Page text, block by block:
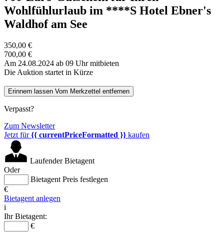
Wohlfühlurlaub im ****S Hotel Ebner's
Waldhof am See
350,00 €
700,00 €
Am 24.08.2024 ab 09 Uhr mitbieten
Die Auktion startet in Kürze
Erinnern lassen Vom Merkzettel entfernen
Verpasst?
Zum Newsletter
Jetzt für{{ currentPriceFormatted }} kaufen
Laufender Bietagent
Oder
Bietagent Preis festlegen
€
Bietagent anlegen
i
Ihr Bietagent:
€